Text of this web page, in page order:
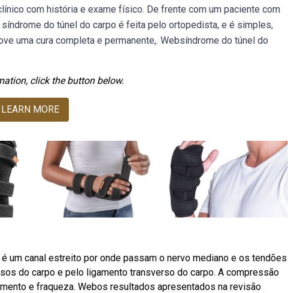
com história e exame físico. De frente com um paciente com
do túnel do carpo é feita pelo ortopedista, e é simples,
uma cura completa e permanente,. Websíndrome do túnel do
click the button below.
LEARN MORE
um canal estreito por onde passam o nervo mediano e os tendões
do carpo e pelo ligamento transverso do carpo. A compressão
e fraqueza. Webos resultados apresentados na revisão